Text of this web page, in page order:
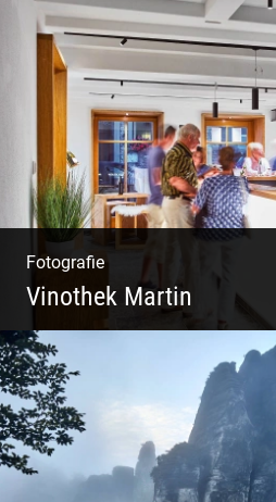
Impressionen
Fotografie
Vinothek Martin
Shooting Vinothek und